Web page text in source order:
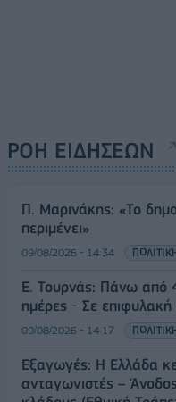
ΡΟΗ ΕΙΔΗΣΕΩΝ
Π. Μαρινάκης: «Το
περιμένει»
09/08/2026 - 14:34
Ε. Τουρνάς: Πάνω από
ημέρες - Σε επιφυλακή
09/08/2026 - 14:17
Εξαγωγές: Η Ελλάδα
ανταγωνιστές –